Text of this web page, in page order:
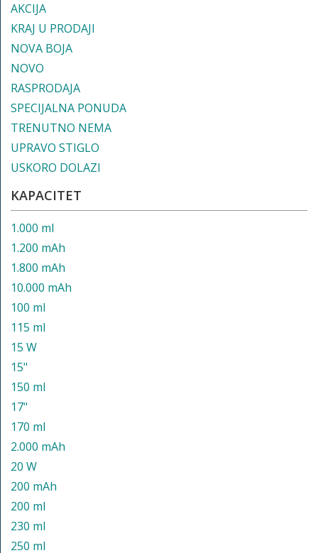
AKCIJA
KRAJ U PRODAJI
NOVA BOJA
NOVO
RASPRODAJA
SPECIJALNA PONUDA
TRENUTNO NEMA
UPRAVO STIGLO
USKORO DOLAZI
KAPACITET
1.000 ml
1.200 mAh
1.800 mAh
10.000 mAh
100 ml
115 ml
15 W
15"
150 ml
17"
170 ml
2.000 mAh
20 W
200 mAh
200 ml
230 ml
250 ml